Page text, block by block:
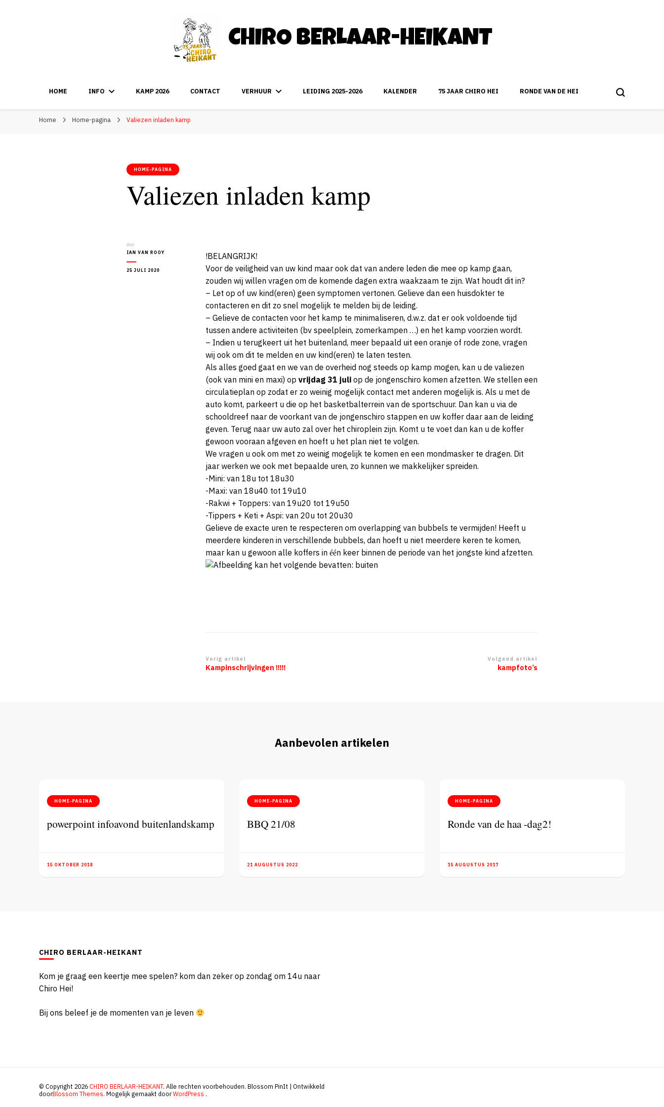
CHIRO BERLAAR-HEIKANT
HOME INFO KAMP 2026 CONTACT VERHUUR LEIDING 2025-2026 KALENDER 75 JAAR CHIRO HEI RONDE VAN DE HEI
Home Home-pagina Valiezen inladen kamp
HOME-PAGINA
Valiezen inladen kamp
door
IAN VAN ROOY
25 JULI 2020
!BELANGRIJK!
Voor de veiligheid van uw kind maar ook dat van andere leden die mee op kamp gaan,
zouden wij willen vragen om de komende dagen extra waakzaam te zijn. Wat houdt dit in?
– Let op of uw kind(eren) geen symptomen vertonen. Gelieve dan een huisdokter te
contacteren en dit zo snel mogelijk te melden bij de leiding.
– Gelieve de contacten voor het kamp te minimaliseren, d.w.z. dat er ook voldoende tijd
tussen andere activiteiten (bv speelplein, zomerkampen …) en het kamp voorzien wordt.
– Indien u terugkeert uit het buitenland, meer bepaald uit een oranje of rode zone, vragen
wij ook om dit te melden en uw kind(eren) te laten testen.
Als alles goed gaat en we van de overheid nog steeds op kamp mogen, kan u de valiezen
(ook van mini en maxi) op vrijdag 31 juliop de jongenschiro komen afzetten. We stellen een
circulatieplan op zodat er zo weinig mogelijk contact met anderen mogelijk is. Als u met de
auto komt, parkeert u die op het basketbalterrein van de sportschuur. Dan kan u via de
schooldreef naar de voorkant van de jongenschiro stappen en uw koffer daar aan de leiding
geven. Terug naar uw auto zal over het chiroplein zijn. Komt u te voet dan kan u de koffer
gewoon vooraan afgeven en hoeft u het plan niet te volgen.
We vragen u ook om met zo weinig mogelijk te komen en een mondmasker te dragen. Dit
jaar werken we ook met bepaalde uren, zo kunnen we makkelijker spreiden.
-Mini: van 18u tot 18u30
-Maxi: van 18u40 tot 19u10
-Rakwi + Toppers: van 19u20 tot 19u50
-Tippers + Keti + Aspi: van 20u tot 20u30
Gelieve de exacte uren te respecteren om overlapping van bubbels te vermijden! Heeft u
meerdere kinderen in verschillende bubbels, dan hoeft u niet meerdere keren te komen,
maar kan u gewoon alle koffers in één keer binnen de periode van het jongste kind afzetten.
Berichtnavigatie
Vorig artikel
Kampinschrijvingen !!!!!
Volgend artikel
kampfoto’s
Aanbevolen artikelen
HOME-PAGINA
powerpoint infoavond buitenlandskamp
15 OKTOBER 2018
HOME-PAGINA
BBQ 21/08
21 AUGUSTUS 2022
HOME-PAGINA
Ronde van de haa -dag2!
15 AUGUSTUS 2017
CHIRO BERLAAR-HEIKANT
Kom je graag een keertje mee spelen? kom dan zeker op zondag om 14u naar
Chiro Hei!
Bij ons beleef je de momenten van je leven
© Copyright 2026CHIRO BERLAAR-HEIKANT. Alle rechten voorbehouden. Blossom PinIt | Ontwikkeld
doorBlossom Themes. Mogelijk gemaakt doorWordPress .